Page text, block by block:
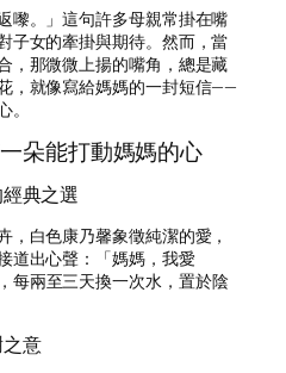
嚟。」這句許多母親常掛在嘴
子女的牽掛與期待。然而，當
，那微微上揚的嘴角，總是藏
，就像寫給媽媽的一封短信——
朵能打動媽媽的心
典之選
，白色康乃馨象徵純潔的愛，
道出心聲：「媽媽，我愛
每兩至三天換一次水，置於陰
意